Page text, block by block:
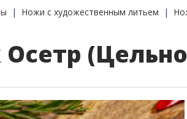
Ножи с художественным литьем